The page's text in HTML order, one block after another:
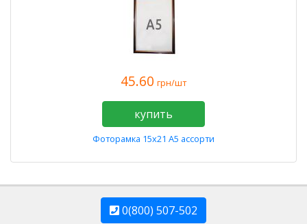
45.60 грн/шт
купить
Фоторамка 15х21 А5 асcорти
0(800) 507-502